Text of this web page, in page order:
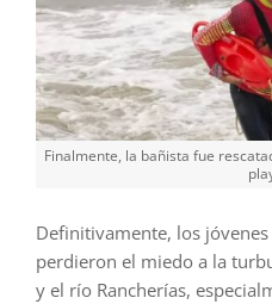
Finalmente, la bañista fue
Definitivamente, los
perdieron el miedo a la
y el río Rancherías,